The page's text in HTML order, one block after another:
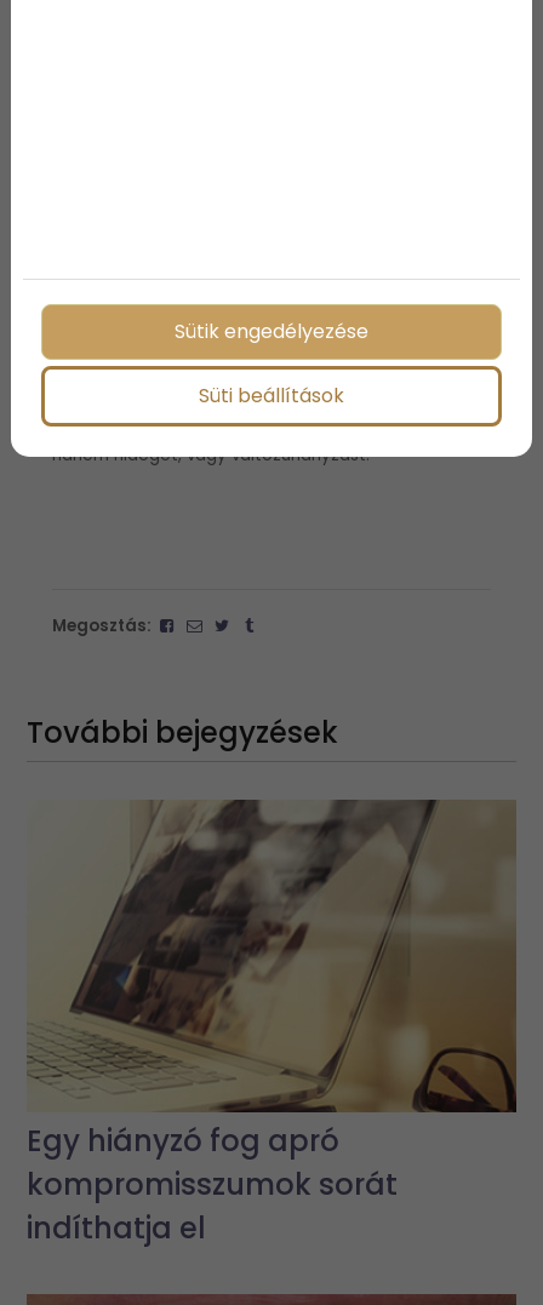
Vegyél egy hideg zuhanyt
Gyorsan hűtsd le magad egy hideg zuhany alatt,
amikor hazaérsz a munkából vagy az edzésről.
Nyaranta ajánlott naponta többször is zuhanyozni.
Reggel, ha izzadtan ébredsz, amikor hazaérsz, és
lefekvés előtt is. Fontos, hogy ne forró vizet válassz,
hanem hideget, vagy váltózuhanyzást.
Megosztás:
További bejegyzések
Egy hiányzó fog apró
kompromisszumok sorát
indíthatja el
Sütik engedélyezése
Süti beállítások